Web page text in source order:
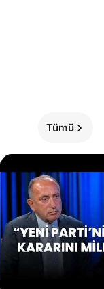
Tümü